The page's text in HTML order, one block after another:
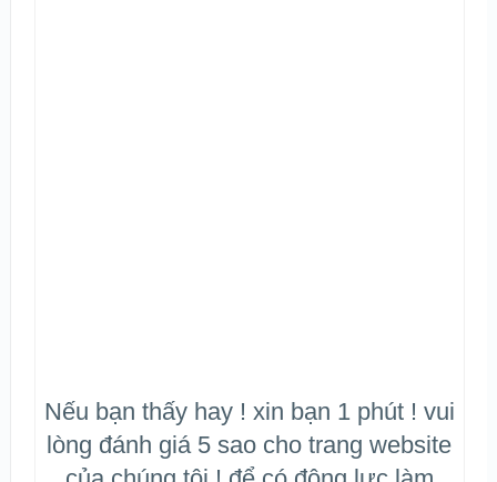
Nếu bạn thấy hay ! xin bạn 1 phút ! vui
lòng đánh giá 5 sao cho trang website